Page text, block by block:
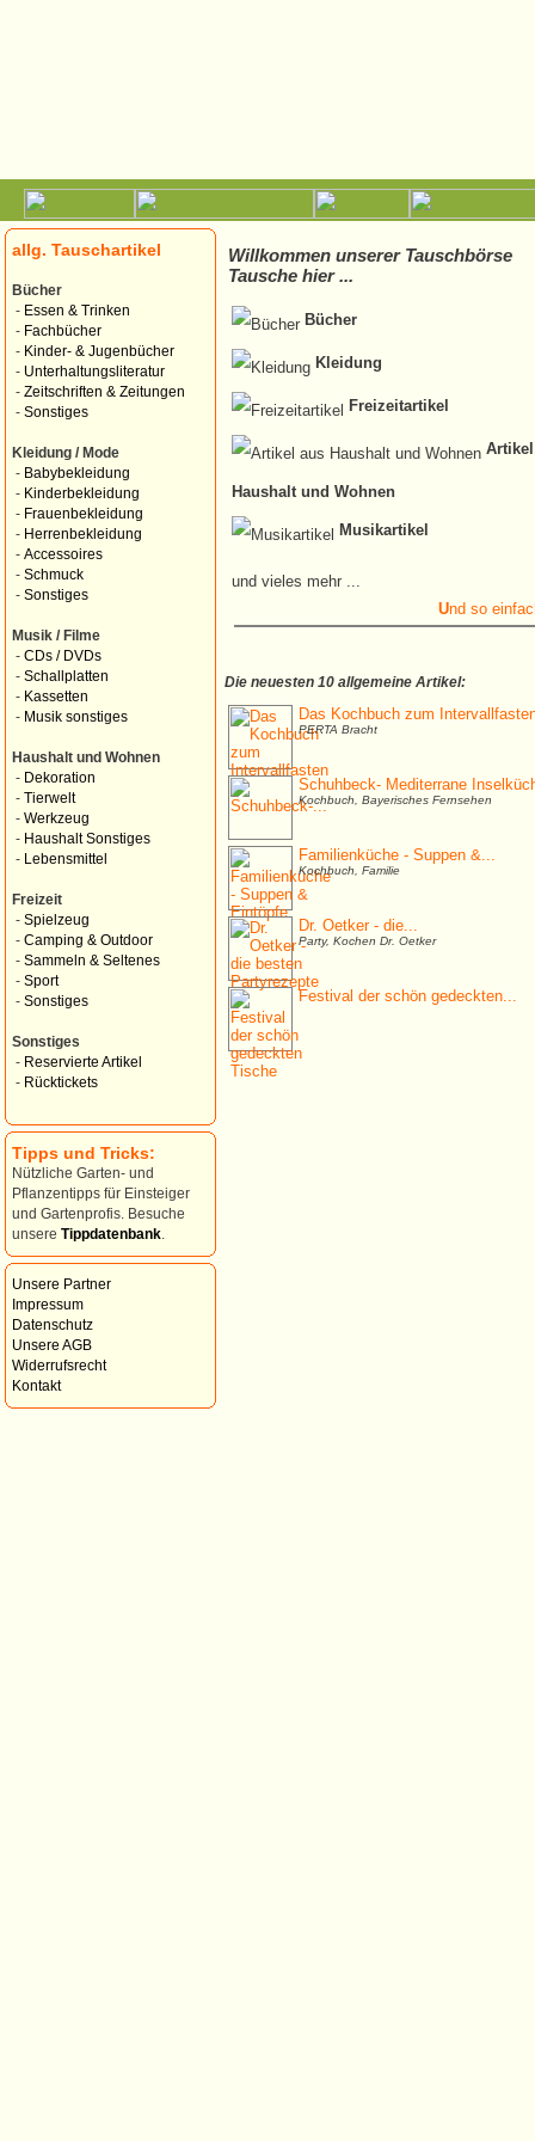
allg. Tauschartikel
Bücher
- Essen & Trinken
- Fachbücher
- Kinder- & Jugenbücher
- Unterhaltungsliteratur
- Zeitschriften & Zeitungen
- Sonstiges
Kleidung / Mode
- Babybekleidung
- Kinderbekleidung
- Frauenbekleidung
- Herrenbekleidung
- Accessoires
- Schmuck
- Sonstiges
Musik / Filme
- CDs / DVDs
- Schallplatten
- Kassetten
- Musik sonstiges
Haushalt und Wohnen
- Dekoration
- Tierwelt
- Werkzeug
- Haushalt Sonstiges
-
Lebensmittel
Freizeit
- Spielzeug
- Camping & Outdoor
- Sammeln & Seltenes
- Sport
- Sonstiges
Sonstiges
- Reservierte Artikel
- Rücktickets
Tipps und Tricks:
Nützliche Garten- und
Pflanzentipps für Einsteiger
und Gartenprofis. Besuche
unsere Tippdatenbank
Unsere Partner
Impressum
Datenschutz
Unsere AGB
Widerrufsrecht
Kontakt
Willkommen unserer Tauschbörse
Tausche hier ...
Bücher
Kleidung
Freizeitartikel
Haushalt und Wohnen
Musikartikel
und vieles mehr ...
Und so
Die neuesten 10 allgemeine Artikel:
Das Kochbuch zum
PERTA Bracht
Schuhbeck- Mediterrane
Kochbuch, Bayerisches Fernsehen
Familienküche - Suppen &...
Kochbuch, Familie
Dr. Oetker - die...
Party, Kochen Dr. Oetker
Festival der schön gedeckten...